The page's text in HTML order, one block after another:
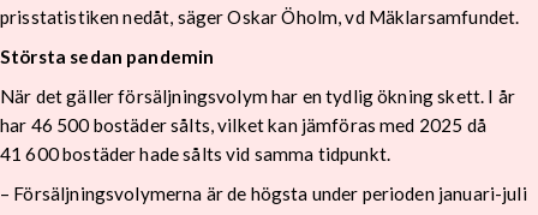
prisstatistiken nedåt, säger Oskar Öholm, vd Mäklarsamfundet.
Största sedan pandemin
När det gäller försäljningsvolym har en tydlig ökning skett. I år
har 46 500 bostäder sålts, vilket kan jämföras med 2025 då
41 600 bostäder hade sålts vid samma tidpunkt.
– Försäljningsvolymerna är de högsta under perioden januari-juli